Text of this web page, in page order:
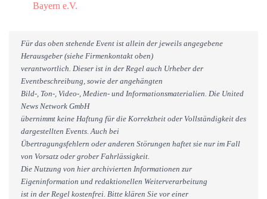
Bayern e.V.
Für das oben stehende Event ist allein der jeweils angegebene
Herausgeber (siehe Firmenkontakt oben)
verantwortlich. Dieser ist in der Regel auch Urheber der
Eventbeschreibung, sowie der angehängten
Bild-, Ton-, Video-, Medien- und Informationsmaterialien. Die United
News Network GmbH
übernimmt keine Haftung für die Korrektheit oder Vollständigkeit des
dargestellten Events. Auch bei
Übertragungsfehlern oder anderen Störungen haftet sie nur im Fall
von Vorsatz oder grober Fahrlässigkeit.
Die Nutzung von hier archivierten Informationen zur
Eigeninformation und redaktionellen Weiterverarbeitung
ist in der Regel kostenfrei. Bitte klären Sie vor einer